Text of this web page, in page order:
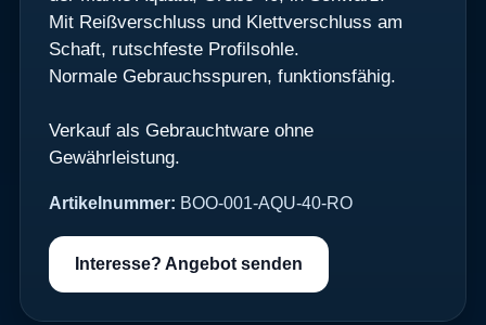
Mit Reißverschluss und Klettverschluss am
Schaft, rutschfeste Profilsohle.
Normale Gebrauchsspuren, funktionsfähig.
Verkauf als Gebrauchtware ohne
Gewährleistung.
Artikelnummer: BOO-001-AQU-40-RO
Interesse? Angebot senden